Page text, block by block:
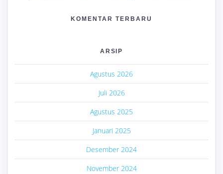
KOMENTAR TERBARU
ARSIP
Agustus 2026
Juli 2026
Agustus 2025
Januari 2025
Desember 2024
November 2024